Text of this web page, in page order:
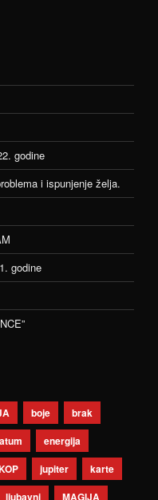
godine
i ispunjenje želja.
godine
boje
brak
energija
jupiter
karte
ljubavni MAGIJA